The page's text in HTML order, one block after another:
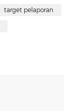
target pelaporan